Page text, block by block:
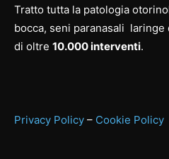
Tratto tutta la patologia
bocca, seni paranasali laringe
di oltre 10.000 interventi.
Privacy Policy – Cookie Policy